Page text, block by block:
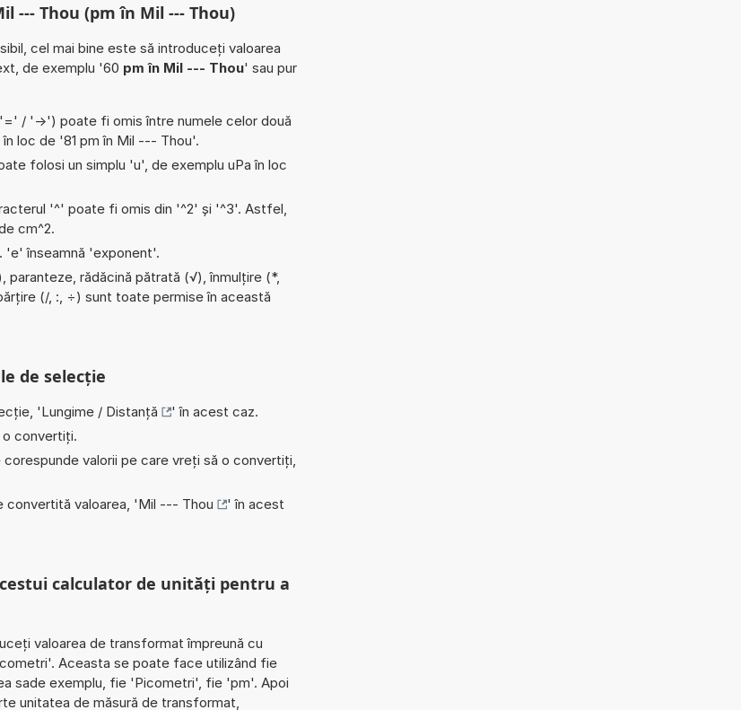
--- Thou (pm în Mil --- Thou)
cel mai bine este să introduceți valoarea
de exemplu '60 pm în Mil --- Thou' sau pur
/ '->') poate fi omis între numele celor două
în loc de '81 pm în Mil --- Thou'.
folosi un simplu 'u', de exemplu uPa în loc
'^' poate fi omis din '^2' și '^3'. Astfel,
cm^2.
'e' înseamnă 'exponent'.
rădăcină pătrată (√), înmulțire (*,
(/, :, ÷) sunt toate permise în această
de selecție
'Lungime / Distanță
' în acest caz.
convertiți.
valorii pe care vreți să o convertiți,
convertită valoarea, 'Mil --- Thou
' în acest
calculator de unități pentru a
valoarea de transformat împreună cu
Aceasta se poate face utilizând fie
sade exemplu, fie 'Picometri', fie 'pm'. Apoi
unitatea de măsură de transformat,